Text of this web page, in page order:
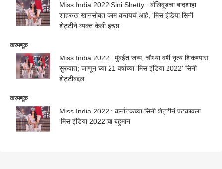
Miss India 2022 Sini Shetty : बॉलिवूडचा बादशाहा
शाहरुख खानसोबत काम करायचं आहे, 'मिस इंडिया सिनी
शेट्टीने व्यक्त केली इच्छा
करमणूक
Miss India 2022 : मुंबईत जन्म, चौथ्या वर्षी नृत्य शिकण्यास
सुरुवात; जाणून घ्या 21 वर्षाच्या 'मिस इंडिया 2022' सिनी
शेट्टीबद्दल
करमणूक
Miss India 2022 : कर्नाटकच्या सिनी शेट्टीनं पटकावला
'मिस इंडिया 2022'चा बहुमान